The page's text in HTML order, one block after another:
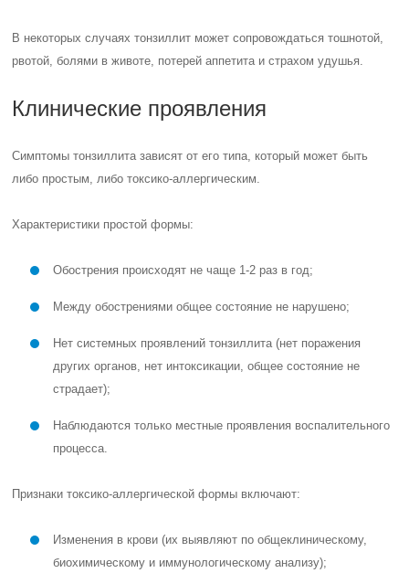
В некоторых случаях тонзиллит может сопровождаться тошнотой,
рвотой, болями в животе, потерей аппетита и страхом удушья.
Клинические проявления
Симптомы тонзиллита зависят от его типа, который может быть
либо простым, либо токсико-аллергическим.
Характеристики простой формы:
Обострения происходят не чаще 1-2 раз в год;
Между обострениями общее состояние не нарушено;
Нет системных проявлений тонзиллита (нет поражения
других органов, нет интоксикации, общее состояние не
страдает);
Наблюдаются только местные проявления воспалительного
процесса.
Признаки токсико-аллергической формы включают:
Изменения в крови (их выявляют по общеклиническому,
биохимическому и иммунологическому анализу);